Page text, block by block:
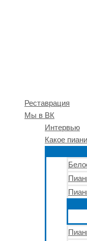
Реставрация
Мы в ВК
Интервью
Какое